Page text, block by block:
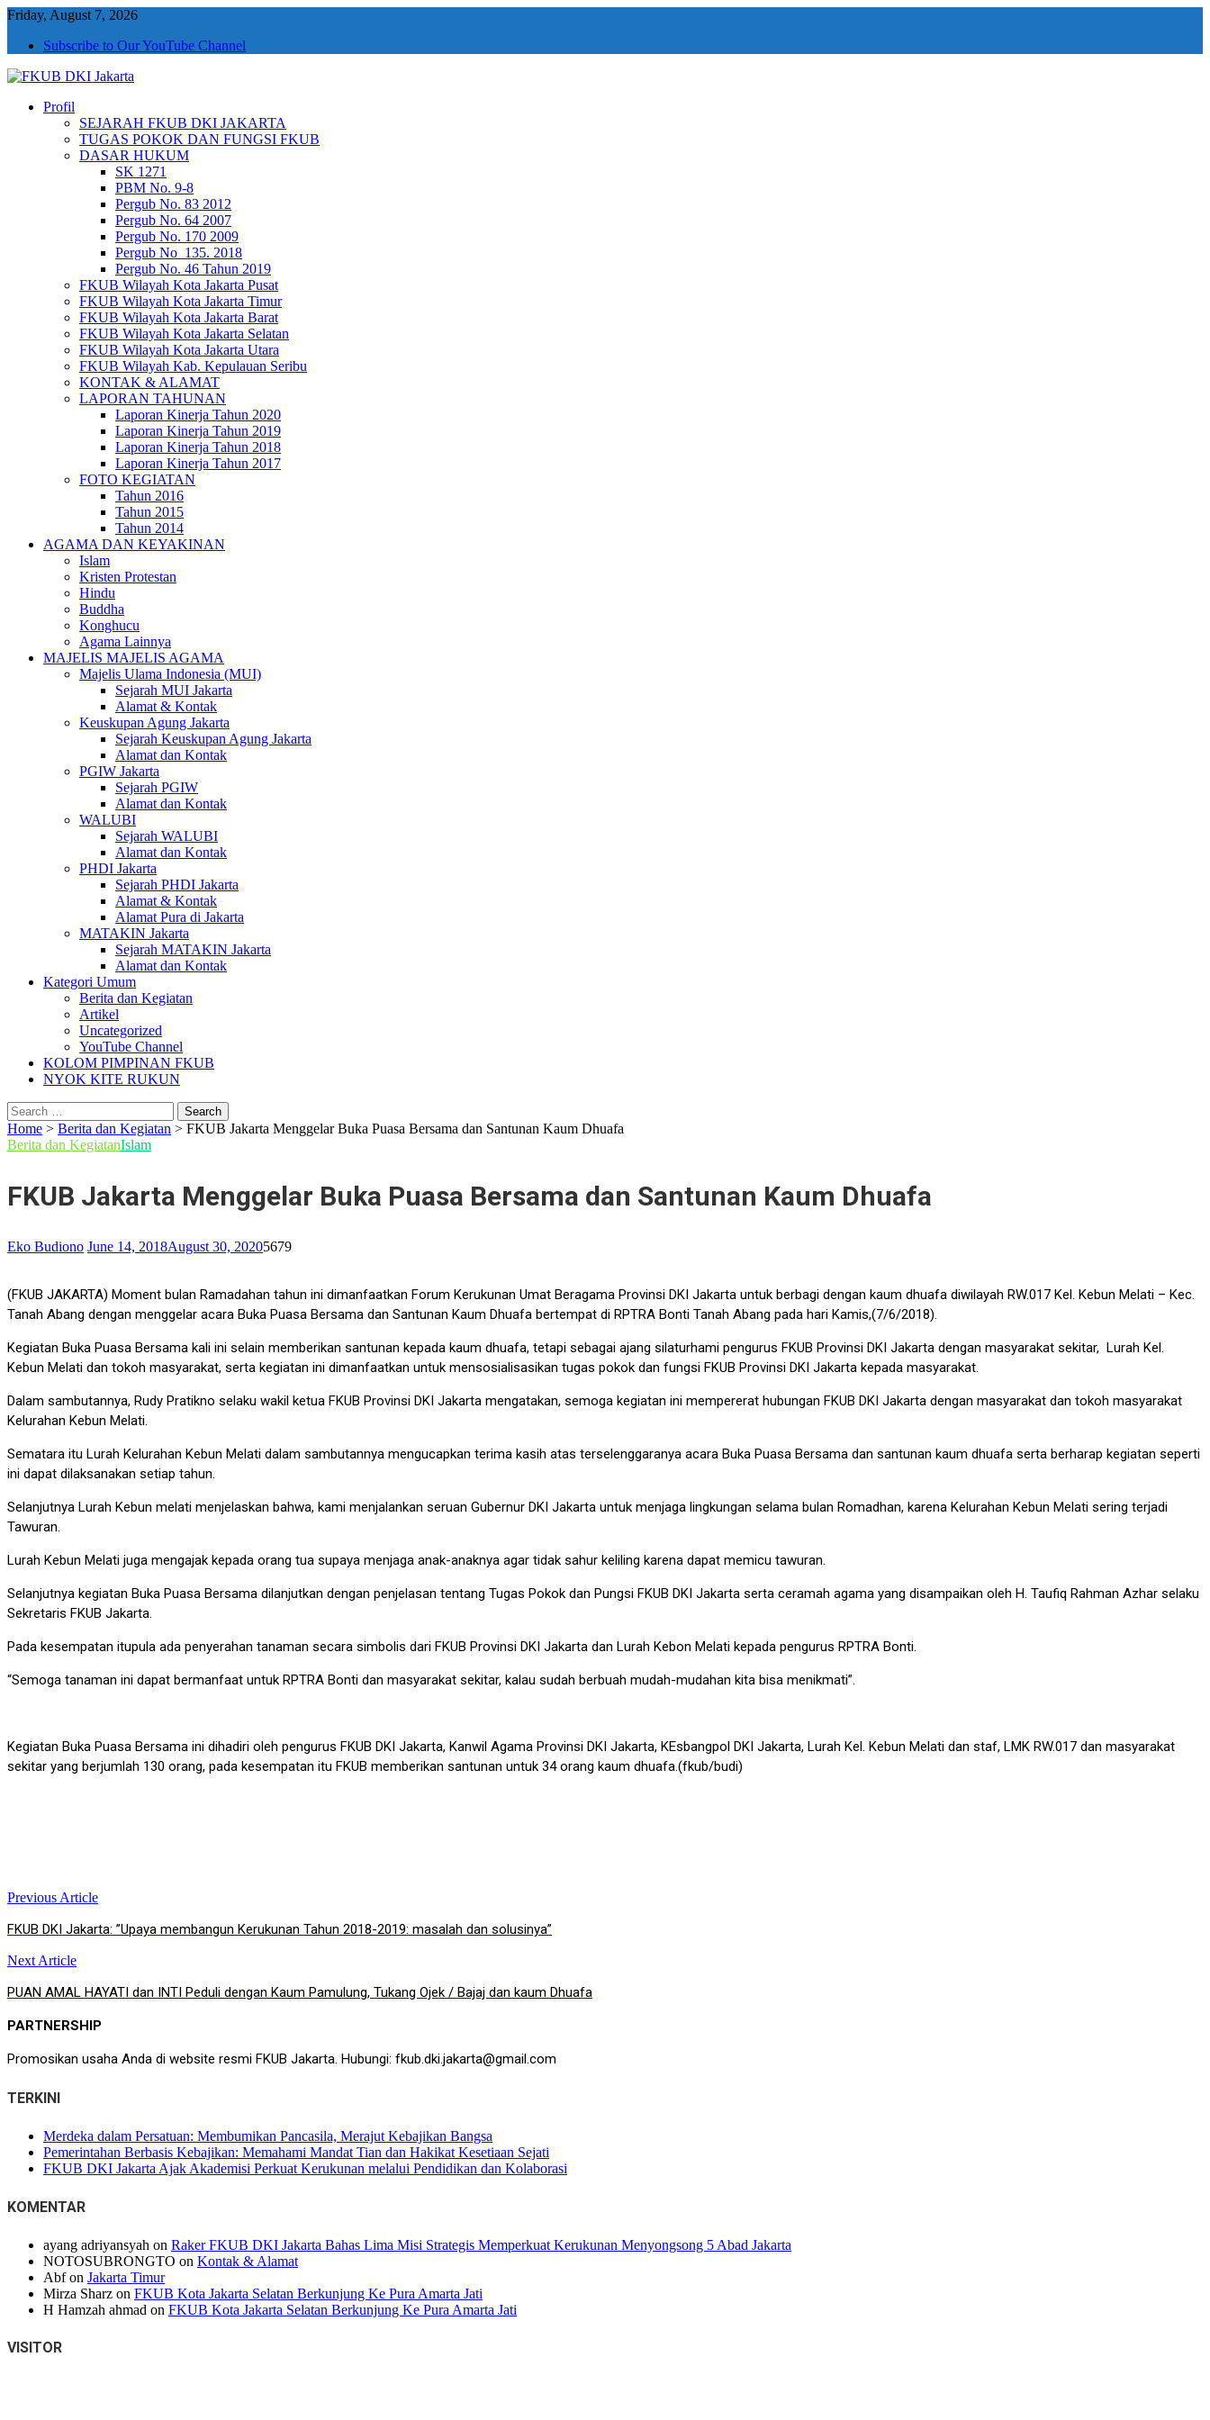
Friday, August 7, 2026
Subscribe to Our YouTube Channel
FKUB DKI Jakarta
Jakarta Aman, Jakarta Damai dan Rukun
Profil
SEJARAH FKUB DKI JAKARTA
TUGAS POKOK DAN FUNGSI FKUB
DASAR HUKUM
SK 1271
PBM No. 9-8
Pergub No. 83 2012
Pergub No. 64 2007
Pergub No. 170 2009
Pergub No_135. 2018
Pergub No. 46 Tahun 2019
FKUB Wilayah Kota Jakarta Pusat
FKUB Wilayah Kota Jakarta Timur
FKUB Wilayah Kota Jakarta Barat
FKUB Wilayah Kota Jakarta Selatan
FKUB Wilayah Kota Jakarta Utara
FKUB Wilayah Kab. Kepulauan Seribu
KONTAK & ALAMAT
LAPORAN TAHUNAN
Laporan Kinerja Tahun 2020
Laporan Kinerja Tahun 2019
Laporan Kinerja Tahun 2018
Laporan Kinerja Tahun 2017
FOTO KEGIATAN
Tahun 2016
Tahun 2015
Tahun 2014
AGAMA DAN KEYAKINAN
Islam
Kristen Protestan
Hindu
Buddha
Konghucu
Agama Lainnya
MAJELIS MAJELIS AGAMA
Majelis Ulama Indonesia (MUI)
Sejarah MUI Jakarta
Alamat & Kontak
Keuskupan Agung Jakarta
Sejarah Keuskupan Agung Jakarta
Alamat dan Kontak
PGIW Jakarta
Sejarah PGIW
Alamat dan Kontak
WALUBI
Sejarah WALUBI
Alamat dan Kontak
PHDI Jakarta
Sejarah PHDI Jakarta
Alamat & Kontak
Alamat Pura di Jakarta
MATAKIN Jakarta
Sejarah MATAKIN Jakarta
Alamat dan Kontak
Kategori Umum
Berita dan Kegiatan
Artikel
Uncategorized
YouTube Channel
KOLOM PIMPINAN FKUB
NYOK KITE RUKUN
Search
for:
Home > Berita dan Kegiatan > FKUB Jakarta Menggelar Buka Puasa Bersama dan Santunan Kaum Dhuafa
Berita dan KegiatanIslam
FKUB Jakarta Menggelar Buka Puasa Bersama dan Santunan Kaum Dhuafa
Eko Budiono June 14, 2018August 30, 20205679
(FKUB JAKARTA) Moment bulan Ramadahan tahun ini dimanfaatkan Forum Kerukunan Umat Beragama Provinsi DKI Jakarta untuk berbagi dengan kaum dhuafa diwilayah RW.017 Kel. Kebun Melati – Kec.
Tanah Abang dengan menggelar acara Buka Puasa Bersama dan Santunan Kaum Dhuafa bertempat di RPTRA Bonti Tanah Abang pada hari Kamis,(7/6/2018).
Kegiatan Buka Puasa Bersama kali ini selain memberikan santunan kepada kaum dhuafa, tetapi sebagai ajang silaturhami pengurus FKUB Provinsi DKI Jakarta dengan masyarakat sekitar, Lurah Kel.
Kebun Melati dan tokoh masyarakat, serta kegiatan ini dimanfaatkan untuk mensosialisasikan tugas pokok dan fungsi FKUB Provinsi DKI Jakarta kepada masyarakat.
Dalam sambutannya, Rudy Pratikno selaku wakil ketua FKUB Provinsi DKI Jakarta mengatakan, semoga kegiatan ini mempererat hubungan FKUB DKI Jakarta dengan masyarakat dan tokoh masyarakat
Kelurahan Kebun Melati.
Sematara itu Lurah Kelurahan Kebun Melati dalam sambutannya mengucapkan terima kasih atas terselenggaranya acara Buka Puasa Bersama dan santunan kaum dhuafa serta berharap kegiatan seperti
ini dapat dilaksanakan setiap tahun.
Selanjutnya Lurah Kebun melati menjelaskan bahwa, kami menjalankan seruan Gubernur DKI Jakarta untuk menjaga lingkungan selama bulan Romadhan, karena Kelurahan Kebun Melati sering terjadi
Tawuran.
Lurah Kebun Melati juga mengajak kepada orang tua supaya menjaga anak-anaknya agar tidak sahur keliling karena dapat memicu tawuran.
Selanjutnya kegiatan Buka Puasa Bersama dilanjutkan dengan penjelasan tentang Tugas Pokok dan Pungsi FKUB DKI Jakarta serta ceramah agama yang disampaikan oleh H. Taufiq Rahman Azhar selaku
Sekretaris FKUB Jakarta.
Pada kesempatan itupula ada penyerahan tanaman secara simbolis dari FKUB Provinsi DKI Jakarta dan Lurah Kebon Melati kepada pengurus RPTRA Bonti.
“Semoga tanaman ini dapat bermanfaat untuk RPTRA Bonti dan masyarakat sekitar, kalau sudah berbuah mudah-mudahan kita bisa menikmati”.
Kegiatan Buka Puasa Bersama ini dihadiri oleh pengurus FKUB DKI Jakarta, Kanwil Agama Provinsi DKI Jakarta, KEsbangpol DKI Jakarta, Lurah Kel. Kebun Melati dan staf, LMK RW.017 dan masyarakat
sekitar yang berjumlah 130 orang, pada kesempatan itu FKUB memberikan santunan untuk 34 orang kaum dhuafa.(fkub/budi)
Post
navigation
Previous Article
FKUB DKI Jakarta: ”Upaya membangun Kerukunan Tahun 2018-2019: masalah dan solusinya”
Next Article
PUAN AMAL HAYATI dan INTI Peduli dengan Kaum Pamulung, Tukang Ojek / Bajaj dan kaum Dhuafa
PARTNERSHIP
Promosikan usaha Anda di website resmi FKUB Jakarta. Hubungi: fkub.dki.jakarta@gmail.com
TERKINI
Merdeka dalam Persatuan: Membumikan Pancasila, Merajut Kebajikan Bangsa
Pemerintahan Berbasis Kebajikan: Memahami Mandat Tian dan Hakikat Kesetiaan Sejati
FKUB DKI Jakarta Ajak Akademisi Perkuat Kerukunan melalui Pendidikan dan Kolaborasi
KOMENTAR
ayang adriyansyah on Raker FKUB DKI Jakarta Bahas Lima Misi Strategis Memperkuat Kerukunan Menyongsong 5 Abad Jakarta
NOTOSUBRONGTO on Kontak & Alamat
Abfon Jakarta Timur
Mirza Sharz on FKUB Kota Jakarta Selatan Berkunjung Ke Pura Amarta Jati
H Hamzah ahmad on FKUB Kota Jakarta Selatan Berkunjung Ke Pura Amarta Jati
VISITOR